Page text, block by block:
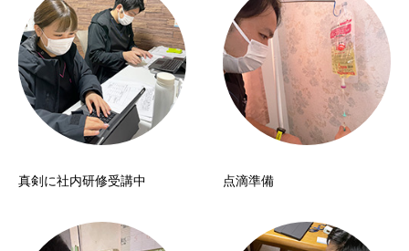
真剣に社内研修受講中 点滴準備